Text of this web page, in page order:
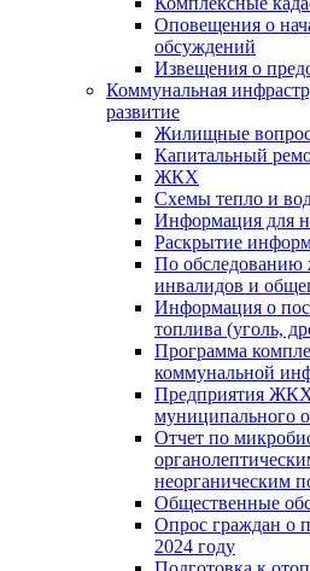
Оповещения о
обсуждений
Извещения о
Коммунальная
развитие
Жилищные
Капитальный
ЖКХ
Схемы тепло и
Информация для
Раскрытие
По
инвалидов и
Информация о
топлива (уголь,
Программа
коммунальной
Предприятия
муниципального
Отчет по
неорганическим
Общественные
Опрос граждан о
2024 году